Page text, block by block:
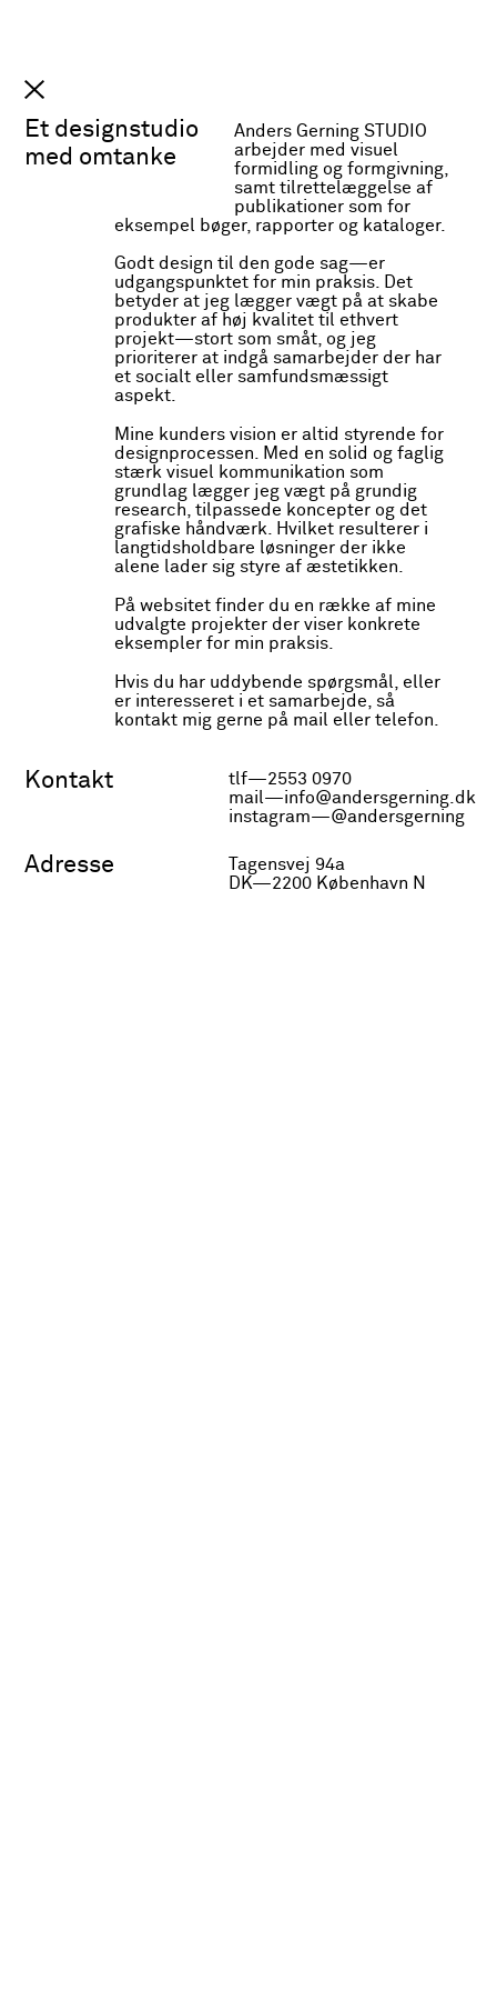
Anders Gerning
STUDIO
Et designstudio
med omtanke
Anders Gerning STUDIO
arbejder med visuel
formidling og formgivning,
samt tilrettelæggelse af
publikationer som for
eksempel bøger, rapporter og kataloger.
Godt design til den gode sag—er
udgangspunktet for min praksis. Det
betyder at jeg lægger vægt på at skabe
produkter af høj kvalitet til ethvert
projekt—stort som småt, og jeg
prioriterer at indgå samarbejder der har
et socialt eller samfundsmæssigt
aspekt.
Mine kunders vision er altid styrende for
designprocessen. Med en solid og faglig
stærk visuel kommunikation som
grundlag lægger jeg vægt på grundig
research, tilpassede koncepter og det
grafiske håndværk. Hvilket resulterer i
langtidsholdbare løsninger der ikke
alene lader sig styre af æstetikken.
På websitet finder du en række af mine
udvalgte projekter der viser konkrete
eksempler for min praksis.
Hvis du har uddybende spørgsmål, eller
er interesseret i et samarbejde, så
kontakt mig gerne på mail eller telefon.
Kontakt
tlf—2553 0970
mail—info@andersgerning.dk
instagram—@andersgerning
Adresse
Tagensvej 94a
DK—2200 København N
DSB Byen
Antropologisk fotobog
og udstilling
Otto Busses Vej i København
også kendt i folkemunde som
DSB Byen. Projektet forsøger
at igennem fotografi,
historisk materiale og interviews at
dokumentere brugen af industriområdet i
forskellige stadier af dets over 100-årige
eksistens. Fra dets storhedstid som
som rekreativt område for graffitimalere
og midlertidig bolig for hjemløse sjæle.
og projektet er lavet i samarbejde med
Martin Ransby og Rasmus Folehave
Hansen.
Ransby Editions
2015
2016
2018